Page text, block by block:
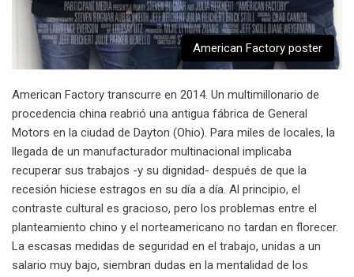
American Factory poster
American Factory transcurre en 2014. Un multimillonario de
procedencia china reabrió una antigua fábrica de General
Motors en la ciudad de Dayton (Ohio). Para miles de locales, la
llegada de un manufacturador multinacional implicaba
recuperar sus trabajos -y su dignidad- después de que la
recesión hiciese estragos en su día a día. Al principio, el
contraste cultural es gracioso, pero los problemas entre el
planteamiento chino y el norteamericano no tardan en florecer.
La escasas medidas de seguridad en el trabajo, unidas a un
salario muy bajo, siembran dudas en la mentalidad de los